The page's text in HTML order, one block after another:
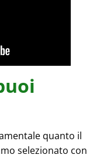
quanto il
selezionato con